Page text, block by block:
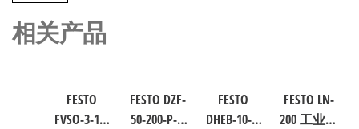
相关产品
FESTO
FVSO-3-1/8
FESTO DZF-
50-200-P-A
FESTO
DHEB-10-E-
FESTO LN-
200 工业自